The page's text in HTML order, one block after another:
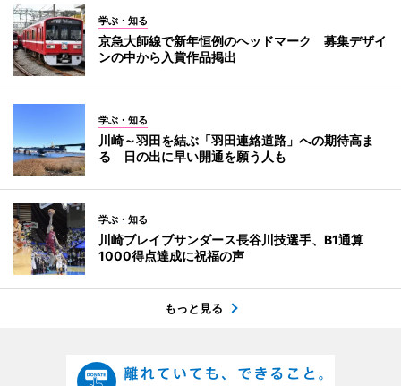
学ぶ・知る
京急大師線で新年恒例のヘッドマーク 募集デザイ
ンの中から入賞作品掲出
学ぶ・知る
川崎～羽田を結ぶ「羽田連絡道路」への期待高ま
る 日の出に早い開通を願う人も
学ぶ・知る
川崎ブレイブサンダース長谷川技選手、B1通算
1000得点達成に祝福の声
もっと見る